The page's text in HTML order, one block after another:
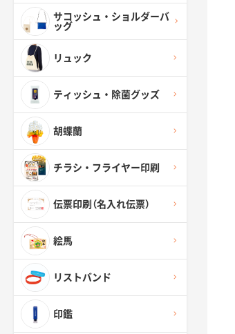
サコッシュ・ショルダーバ
ッグ
リュック
ティッシュ・除菌グッズ
胡蝶蘭
チラシ・フライヤー印刷
伝票印刷（名入れ伝票）
絵馬
リストバンド
印鑑